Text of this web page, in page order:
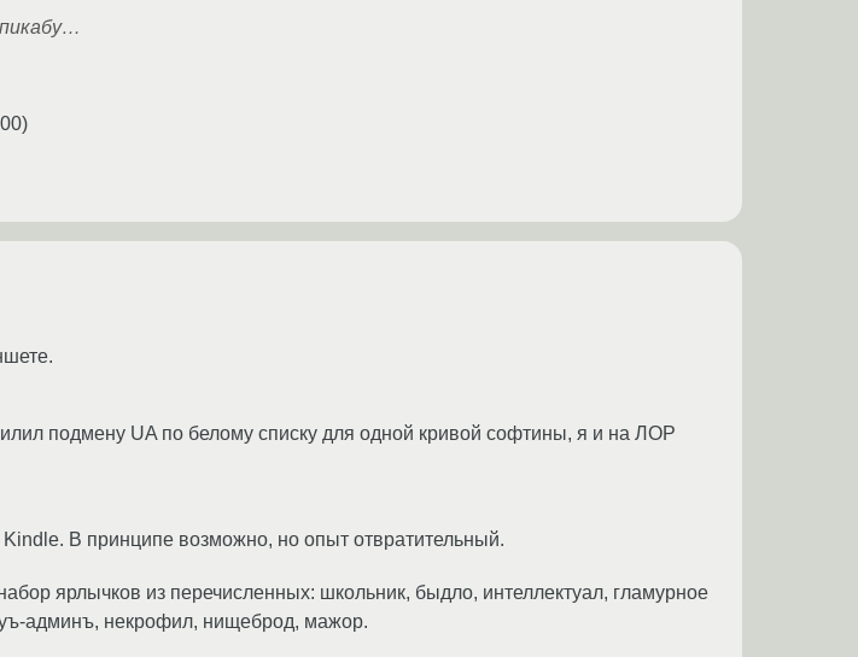
)
подмену UA по белому списку для одной кривой софтины, я и на ЛОР
Kindle. В принципе возможно, но опыт отвратительный.
ярлычков из перечисленных: школьник, быдло, интеллектуал, гламурное
админъ, некрофил, нищеброд, мажор.